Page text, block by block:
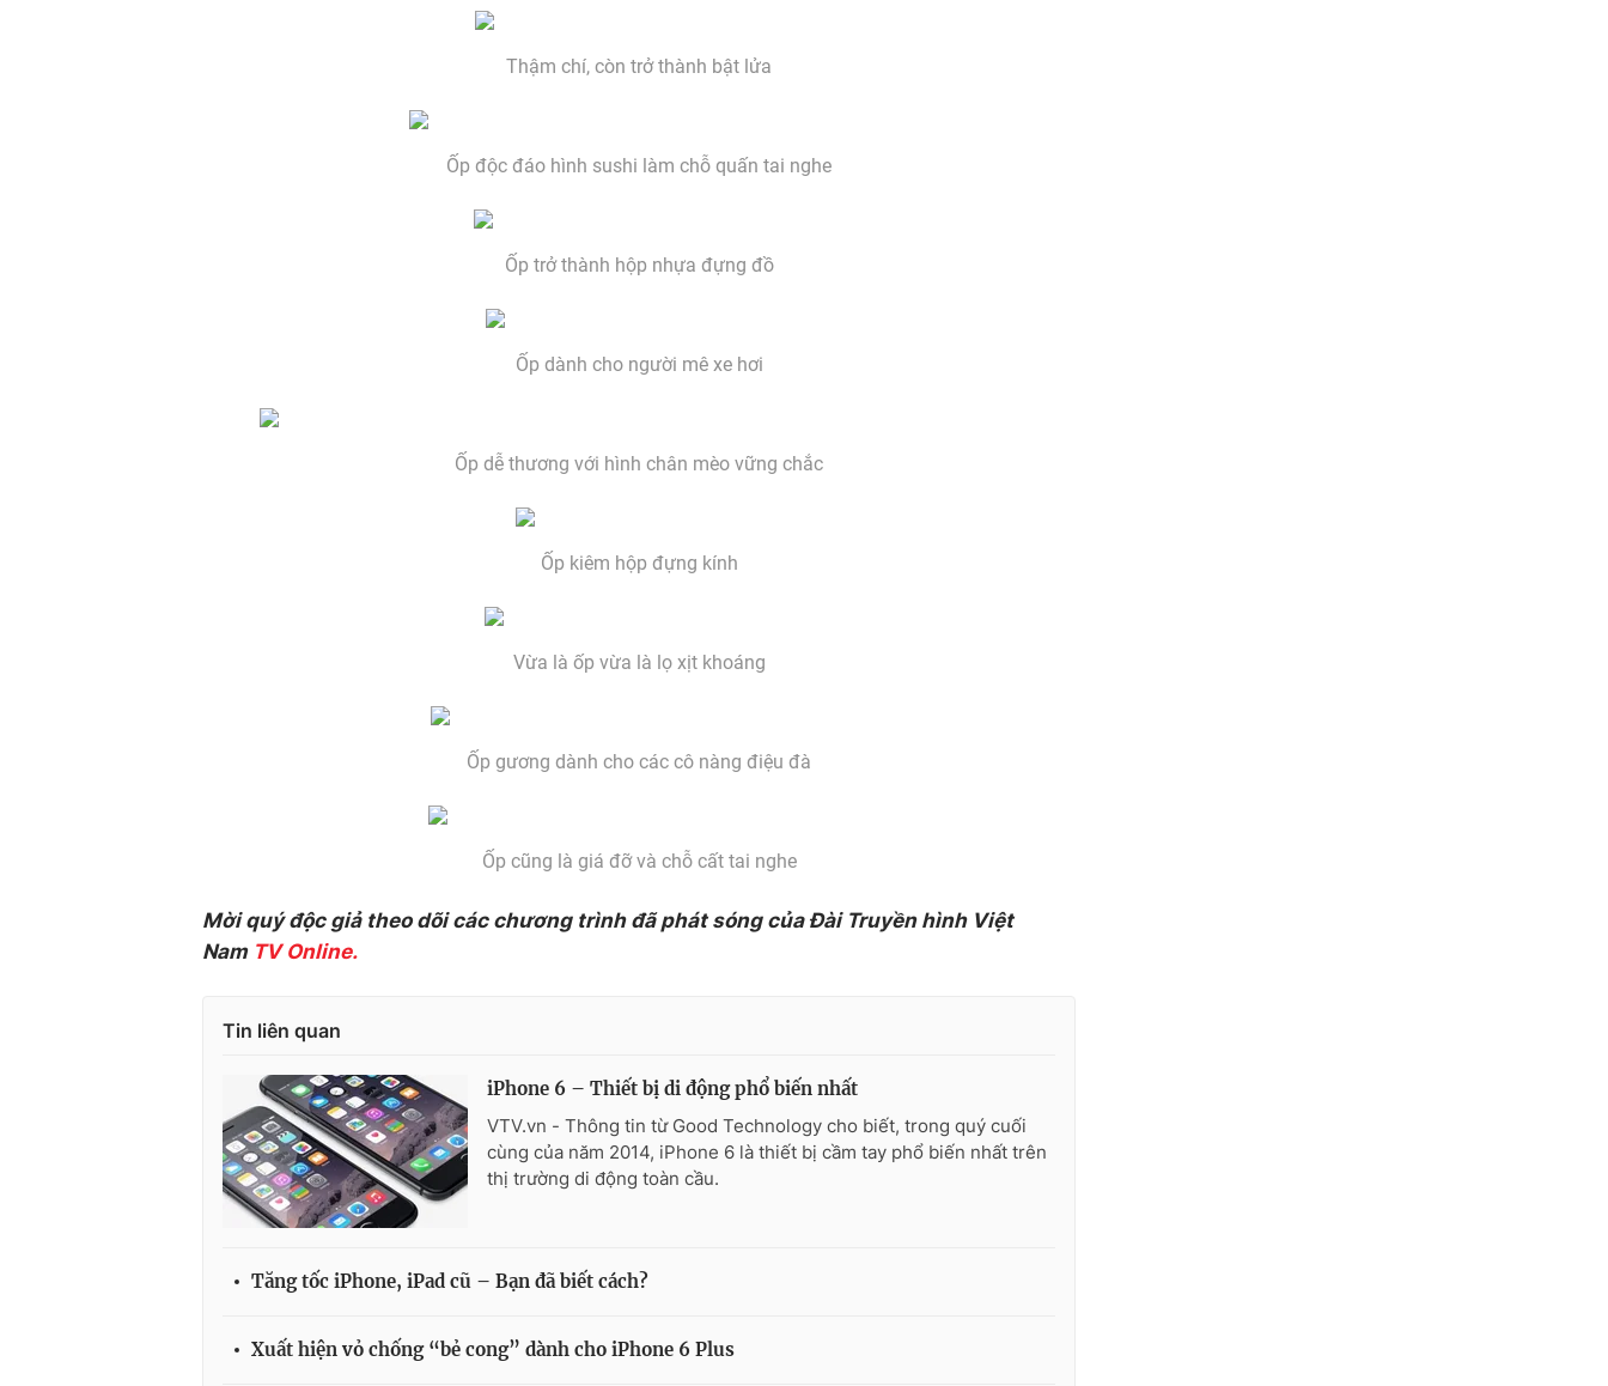
Thậm chí, còn trở thành bật lửa
Ốp độc đáo hình sushi làm chỗ quấn tai nghe
Ốp trở thành hộp nhựa đựng đồ
Ốp dành cho người mê xe hơi
Ốp dễ thương với hình chân mèo vững chắc
Ốp kiêm hộp đựng kính
Vừa là ốp vừa là lọ xịt khoáng
Ốp gương dành cho các cô nàng điệu đà
Ốp cũng là giá đỡ và chỗ cất tai nghe
Mời quý độc giả theo dõi các chương trình đã phát sóng của Đài Truyền hình Việt
NamTV Online.
Tin liên quan
iPhone 6 – Thiết bị di động phổ biến nhất
VTV.vn - Thông tin từ Good Technology cho biết, trong quý cuối
cùng của năm 2014, iPhone 6 là thiết bị cầm tay phổ biến nhất trên
thị trường di động toàn cầu.
Tăng tốc iPhone, iPad cũ – Bạn đã biết cách?
Xuất hiện vỏ chống “bẻ cong” dành cho iPhone 6 Plus